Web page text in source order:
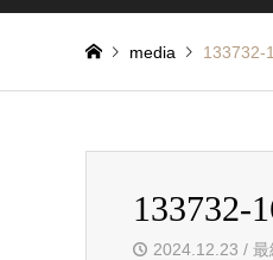
media 133732-
133732-
2024.12.23 /